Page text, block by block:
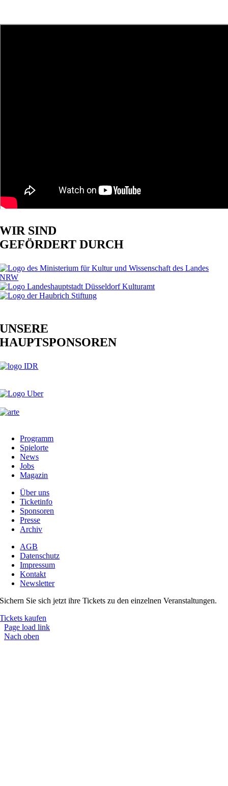
WIR SIND
GEFÖRDERT DURCH
UNSERE
HAUPTSPONSOREN
Programm
Spielorte
News
Jobs
Magazin
Über uns
Ticketinfo
Sponsoren
Presse
Archiv
AGB
Datenschutz
Impressum
Kontakt
Newsletter
Sichern Sie sich jetzt ihre Tickets zu den einzelnen Veranstaltungen.
Tickets kaufen
Page load link
Nach oben